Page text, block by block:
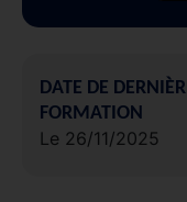
DATE DE
FORMATION
Le 26/11/2025